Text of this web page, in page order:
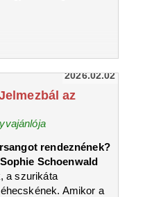
2026.02.02
az
rendeznének?
Sophie Schoenwald
a szurikáta
Amikor a